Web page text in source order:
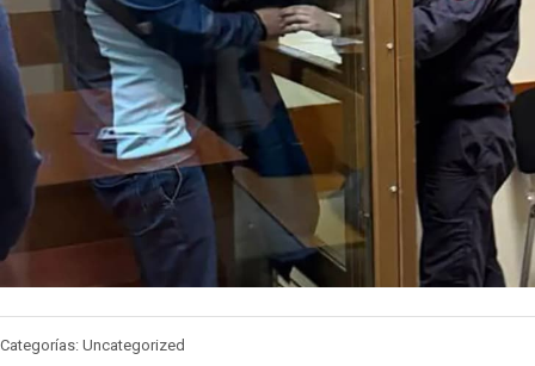
Categorías: Uncategorized